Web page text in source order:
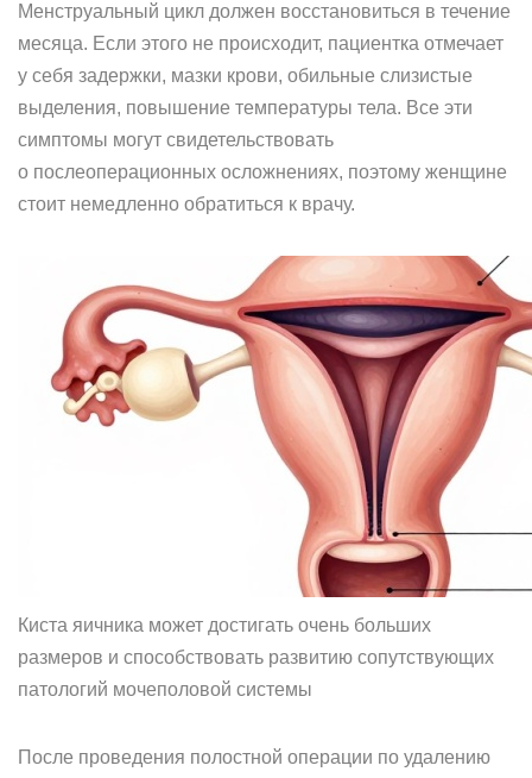
Менструальный цикл должен восстановиться в течение
месяца. Если этого не происходит, пациентка отмечает
у себя задержки, мазки крови, обильные слизистые
выделения, повышение температуры тела. Все эти
симптомы могут свидетельствовать
о послеоперационных осложнениях, поэтому женщине
стоит немедленно обратиться к врачу.
Киста яичника может достигать очень больших
размеров и способствовать развитию сопутствующих
патологий мочеполовой системы
После проведения полостной операции по удалению